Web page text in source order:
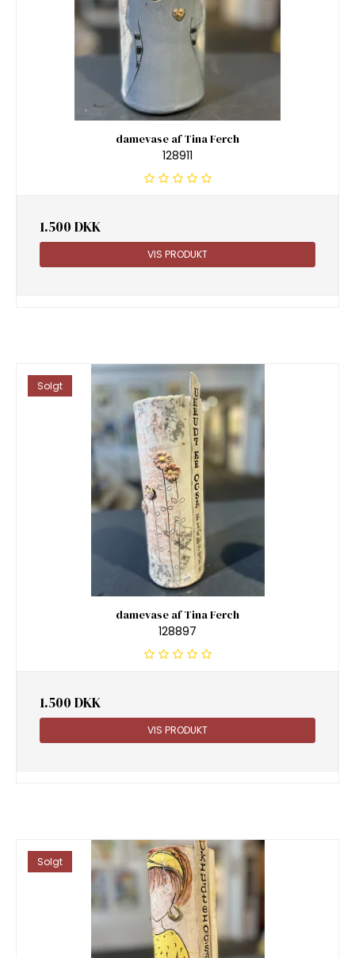
damevase af Tina Ferch
128911
1.500 DKK
VIS PRODUKT
Solgt
damevase af Tina Ferch
128897
1.500 DKK
VIS PRODUKT
Solgt